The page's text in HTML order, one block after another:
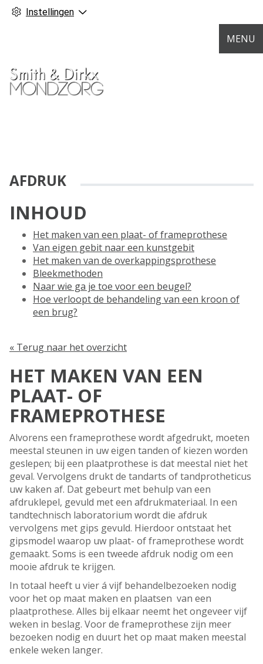
Instellingen
MENU
AFDRUK
INHOUD
Het maken van een plaat- of frameprothese
Van eigen gebit naar een kunstgebit
Het maken van de overkappingsprothese
Bleekmethoden
Naar wie ga je toe voor een beugel?
Hoe verloopt de behandeling van een kroon of
een brug?
« Terug naar het overzicht
HET MAKEN VAN EEN
PLAAT- OF
FRAMEPROTHESE
Alvorens een frameprothese wordt afgedrukt, moeten
meestal steunen in uw eigen tanden of kiezen worden
geslepen; bij een plaatprothese is dat meestal niet het
geval. Vervolgens drukt de tandarts of tandprotheticus
uw kaken af. Dat gebeurt met behulp van een
afdruklepel, gevuld met een afdrukmateriaal. In een
tandtechnisch laboratorium wordt die afdruk
vervolgens met gips gevuld. Hierdoor ontstaat het
gipsmodel waarop uw plaat- of frameprothese wordt
gemaakt. Soms is een tweede afdruk nodig om een
mooie afdruk te krijgen.
In totaal heeft u vier á vijf behandelbezoeken nodig
voor het op maat maken en plaatsen van een
plaatprothese. Alles bij elkaar neemt het ongeveer vijf
weken in beslag. Voor de frameprothese zijn meer
bezoeken nodig en duurt het op maat maken meestal
enkele weken langer.